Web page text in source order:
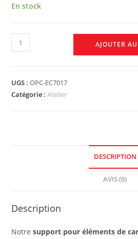
En stock
AJOUTER
UGS :OPC-EC7017
Catégorie :Atelier
DESCRIPTION
AVIS (0)
Description
Notresupport pour éléments de